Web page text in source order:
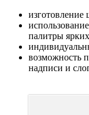
палитры
возможность
надписи и